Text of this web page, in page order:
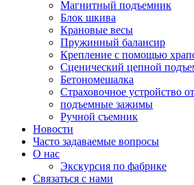
Магнитный подъемник
Блок шкива
Крановые весы
Пружинный балансир
Крепление с помощью
Сценический цепной
Бетономешалка
Страховочное устройство
подъемные зажимы
Ручной съемник
Новости
Часто задаваемые вопросы
О нас
Экскурсия по фабрике
Связаться с нами